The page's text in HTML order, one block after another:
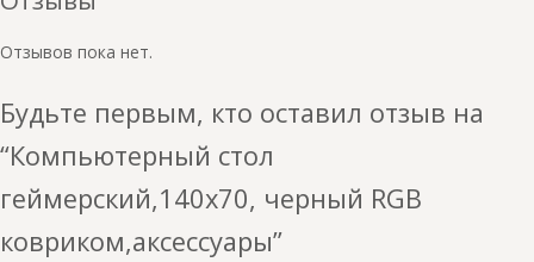
Отзывов пока нет.
Будьте первым, кто оставил отзыв на
“Компьютерный стол
геймерский,140х70, черный RGB
ковриком,аксессуары”